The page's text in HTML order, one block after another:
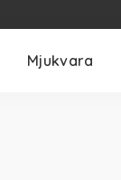
Mjukvara